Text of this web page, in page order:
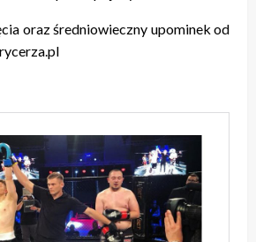
oraz średniowieczny upominek od